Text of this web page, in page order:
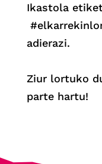
Ikastola
adierazi.
Ziur lortuko
parte hartu!